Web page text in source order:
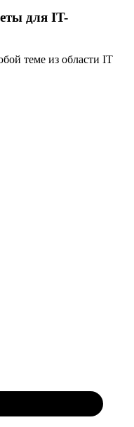
для IT-
теме из области IT